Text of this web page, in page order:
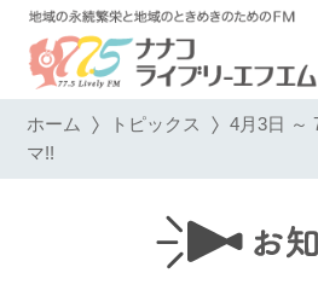
ホーム トピックス 4月3日 ～
マ!!